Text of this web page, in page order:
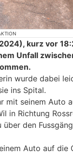
kurz vor
Unfall
wurde dabei
ins Spital.
mit seinem Auto
in Richtung
über den
Auto auf die